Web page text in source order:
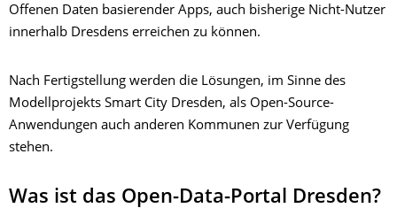
Offenen Daten basierender Apps, auch bisherige Nicht-Nutzer
innerhalb Dresdens erreichen zu können.
Nach Fertigstellung werden die Lösungen, im Sinne des
Modellprojekts Smart City Dresden, als Open-Source-
Anwendungen auch anderen Kommunen zur Verfügung
stehen.
Was ist das Open-Data-Portal Dresden?